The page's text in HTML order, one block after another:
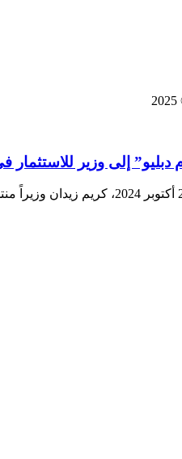
إلى وزير للاستثمار